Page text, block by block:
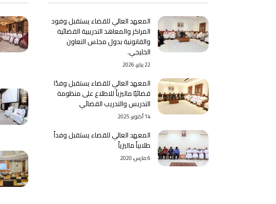
المعهد العالي للقضاء يستقبل وفود
المراكز والمعاهد التدريبية القضائية
والقانونية بدول مجلس التعاون
الخليجي.
22 يناير، 2026
المعهد العالي للقضاء يستقبل وفدًا
قضائيًا ماليزياً للاطلاع على منظومة
التدريس والتدريب القضائي
14 أكتوبر، 2025
المعهد العالي للقضاء يستقبل وفداً
طلابياً ماليزياً
6 مارس، 2020